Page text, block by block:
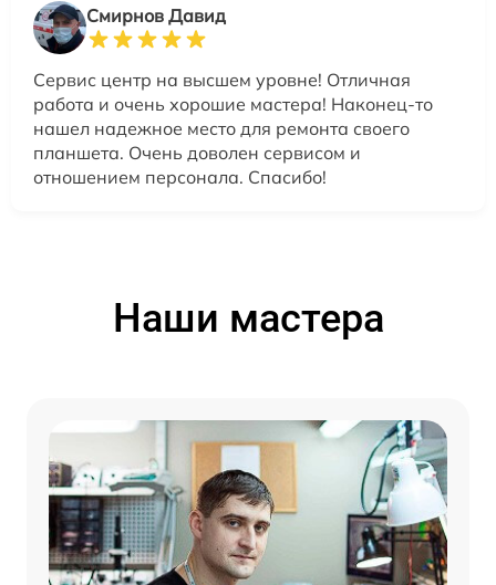
Смирнов Давид
Сервис центр на высшем уровне! Отличная
работа и очень хорошие мастера! Наконец-то
нашел надежное место для ремонта своего
планшета. Очень доволен сервисом и
отношением персонала. Спасибо!
Наши мастера